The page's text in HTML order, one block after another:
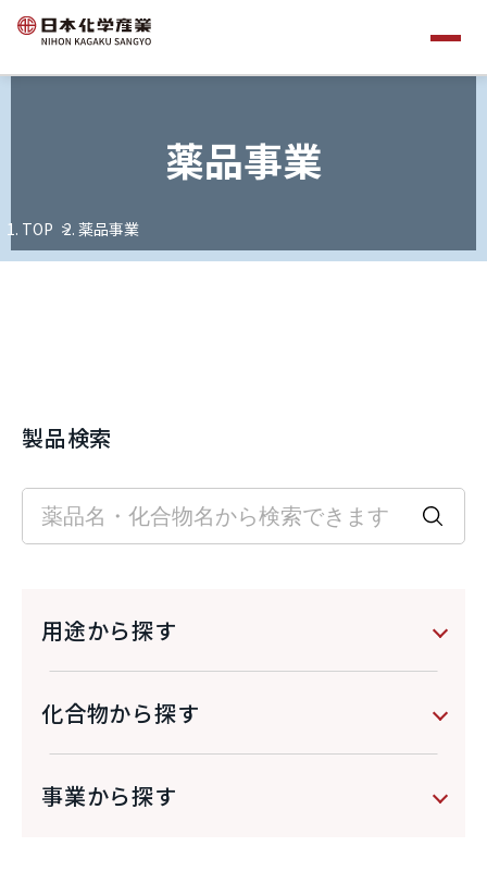
薬品事業
TOP 薬品事業
製品検索
用途から探す
化合物から探す
事業から探す